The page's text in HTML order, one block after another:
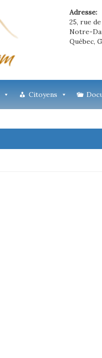
Adresse:
25, rue
Notre-
Québec,
Citoyens